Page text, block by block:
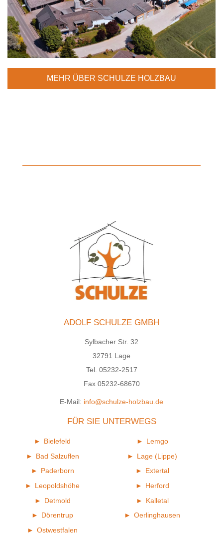
MEHR ÜBER SCHULZE HOLZBAU
ADOLF SCHULZE GMBH
Sylbacher Str. 32
32791 Lage
Tel. 05232-2517
Fax 05232-68670
E-Mail: info@schulze-holzbau.de
FÜR SIE UNTERWEGS
Bielefeld
Lemgo
Bad Salzuflen
Lage (Lippe)
Paderborn
Extertal
Leopoldshöhe
Herford
Detmold
Kalletal
Dörentrup
Oerlinghausen
Ostwestfalen